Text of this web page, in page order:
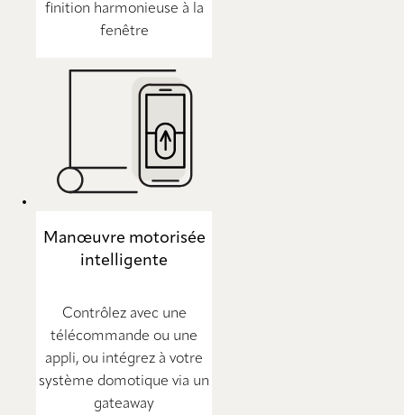
finition harmonieuse à la
fenêtre
Manœuvre motorisée
intelligente
Contrôlez avec une
télécommande ou une
appli, ou intégrez à votre
système domotique via un
gateaway